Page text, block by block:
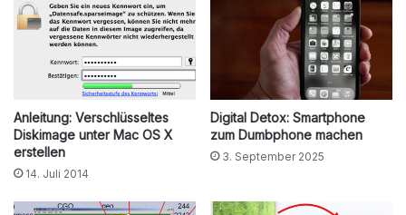
Anleitung: Verschlüsseltes
Diskimage unter Mac OS X
erstellen
14. Juli 2014
Digital Detox: Smartphone
zum Dumbphone machen
3. September 2025